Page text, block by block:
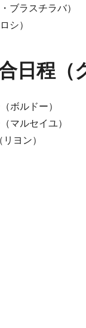
ブラスチラバ）
シ）
日程（
ボルドー）
マルセイユ）
ヨン）